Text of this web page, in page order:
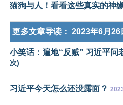
猫狗与人！看看这些真实的神
更多文章导读： 2023年6月26
小笑话：遍地“反贼” 习近平问
次)
习近平今天怎么还没露面？